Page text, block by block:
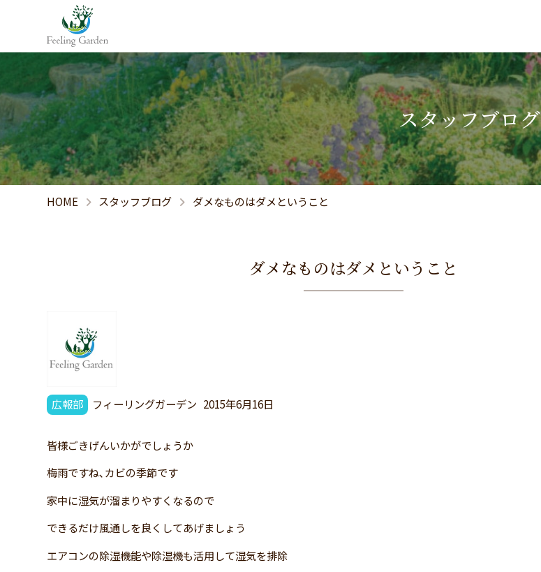
スタッフブログ
HOME スタッフブログ ダメなものはダメということ
ダメなものはダメということ
広報部 フィーリングガーデン 2015年6月16日
皆様ごきげんいかがでしょうか
梅雨ですね､カビの季節です
家中に湿気が溜まりやすくなるので
できるだけ風通しを良くしてあげましょう
エアコンの除湿機能や除湿機も活用して湿気を排除